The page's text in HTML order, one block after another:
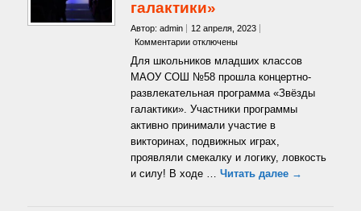
галактики»
Автор: admin
12 апреля, 2023
Комментариик
Концертно-
развлекательная
программа
«Звезды
галактики»
отключены
Для школьников младших классов
МАОУ СОШ №58 прошла концертно-
развлекательная программа «Звёзды
галактики». Участники программы
активно принимали участие в
викторинах, подвижных играх,
проявляли смекалку и логику, ловкость
и силу! В ходе … Читать далее →